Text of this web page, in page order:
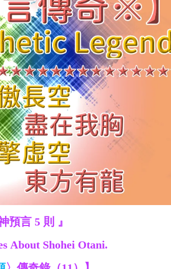
預言 5 則 』
About Shohei Otani.